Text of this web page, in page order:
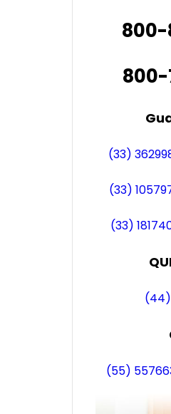
800-
(33)
(33)
(33)
(55)